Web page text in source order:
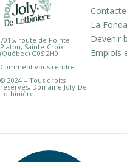
7015, route de Pointe
Platon, Sainte-Croix
(Québec) G0S 2H0
Comment vous rendre
© 2024 – Tous droits
réservés, Domaine Joly-De
Lotbinière
La
Devenir
Emplois